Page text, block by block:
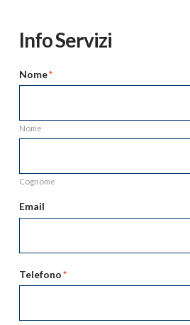
Info Servizi
Nome*
Nome
Cognome
Email
Telefono*